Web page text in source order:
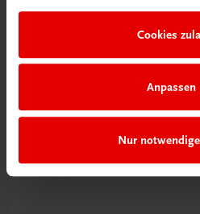
Cookies
Anpassen
Nur